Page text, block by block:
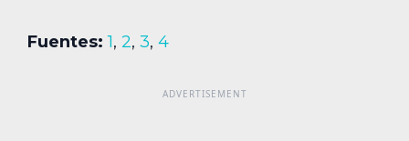
Fuentes: 1, 2, 3, 4